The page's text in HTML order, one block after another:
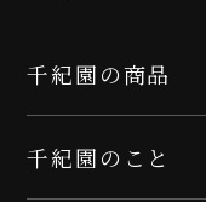
千紀園の商品
千紀園のこと